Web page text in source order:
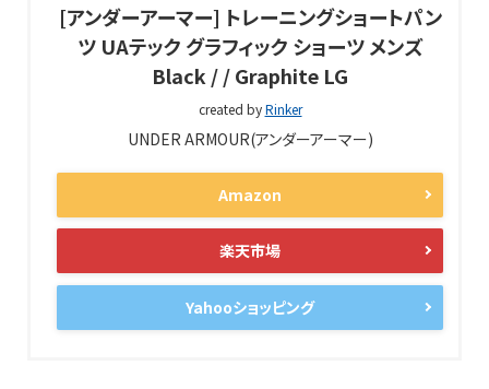
[アンダーアーマー] トレーニングショートパン
ツ UAテック グラフィック ショーツ メンズ
Black / / Graphite LG
created byRinker
UNDER ARMOUR(アンダーアーマー)
Amazon
楽天市場
Yahooショッピング